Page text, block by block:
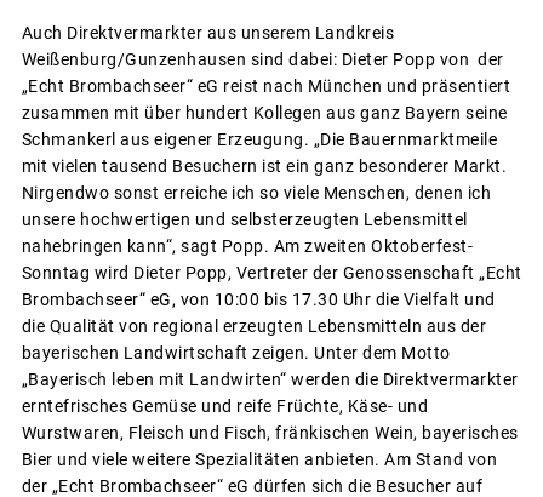
Auch Direktvermarkter aus unserem Landkreis
Weißenburg/Gunzenhausen sind dabei: Dieter Popp von der
„Echt Brombachseer“ eG reist nach München und präsentiert
zusammen mit über hundert Kollegen aus ganz Bayern seine
Schmankerl aus eigener Erzeugung. „Die Bauernmarktmeile
mit vielen tausend Besuchern ist ein ganz besonderer Markt.
Nirgendwo sonst erreiche ich so viele Menschen, denen ich
unsere hochwertigen und selbsterzeugten Lebensmittel
nahebringen kann“, sagt Popp. Am zweiten Oktoberfest-
Sonntag wird Dieter Popp, Vertreter der Genossenschaft „Echt
Brombachseer“ eG, von 10:00 bis 17.30 Uhr die Vielfalt und
die Qualität von regional erzeugten Lebensmitteln aus der
bayerischen Landwirtschaft zeigen. Unter dem Motto
„Bayerisch leben mit Landwirten“ werden die Direktvermarkter
erntefrisches Gemüse und reife Früchte, Käse- und
Wurstwaren, Fleisch und Fisch, fränkischen Wein, bayerisches
Bier und viele weitere Spezialitäten anbieten. Am Stand von
der „Echt Brombachseer“ eG dürfen sich die Besucher auf